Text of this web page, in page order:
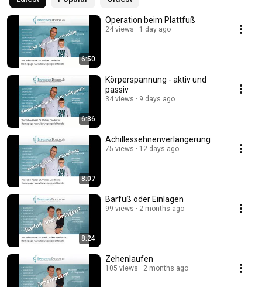
6:50
Operation beim Plattfuß
24 views 1 day ago
6:36
Körperspannung - aktiv und
passiv
34 views 9 days ago
8:07
Achillessehnenverlängerung
75 views 12 days ago
8:24
Barfuß oder Einlagen
99 views 2 months ago
Zehenlaufen
105 views 2 months ago